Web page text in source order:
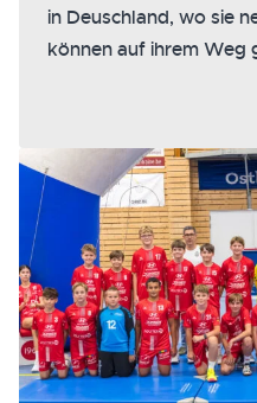
in Deuschland, wo sie
können auf ihrem Weg